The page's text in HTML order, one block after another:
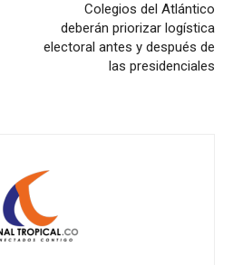
Colegios del Atlántico
deberán priorizar logística
electoral antes y después de
las presidenciales